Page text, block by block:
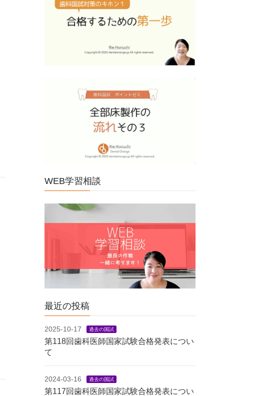
WEB学習相談
最近の投稿
2025-10-17 過去の国試
第118回歯科医師国家試験合格発表につい
て
2024-03-16 過去の国試
第117回歯科医師国家試験合格発表につい